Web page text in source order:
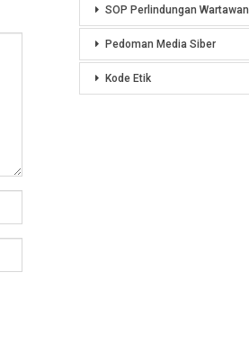
SOP Perlindungan Wartawan
Pedoman Media Siber
Kode Etik